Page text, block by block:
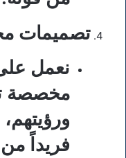
تصميمات
نعمل
مخصصة
فريداً